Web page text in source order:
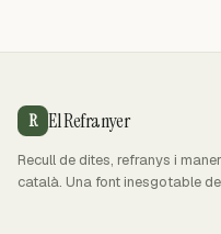
R El Refranyer
Recull de dites, refranys i
català. Una font inesgotable